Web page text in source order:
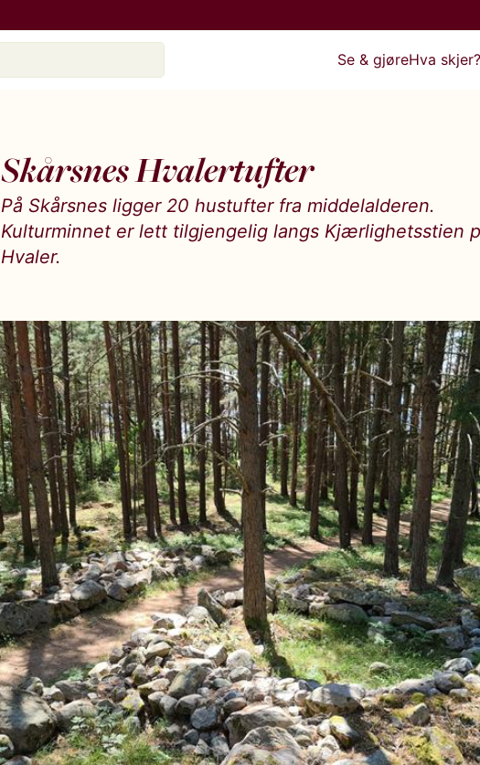
Se & gjøreHva
Skårsnes Hvalertufter
På Skårsnes ligger 20 hustufter fra middelalderen.
Kulturminnet er lett tilgjengelig langs Kjærlighetsstien
Hvaler.